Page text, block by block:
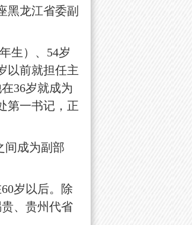
黑龙江省委副
生）、54岁
以前就担任主
36岁就成为
第一书记，正
间成为副部
岁以后。除
、贵州代省